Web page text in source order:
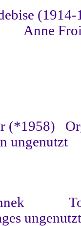
(1914-
Anne
(*1958)
ungenutzt
ungenutzt